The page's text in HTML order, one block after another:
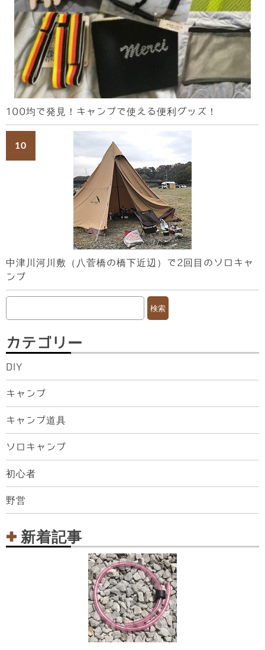
100均で発見！キャンプで使える便利グッズ！
中津川河川敷（八菅橋の橋下近辺）で2回目のソロキャ
ンプ
カテゴリー
DIY
キャンプ
キャンプ道具
ソロキャンプ
初心者
野営
新着記事